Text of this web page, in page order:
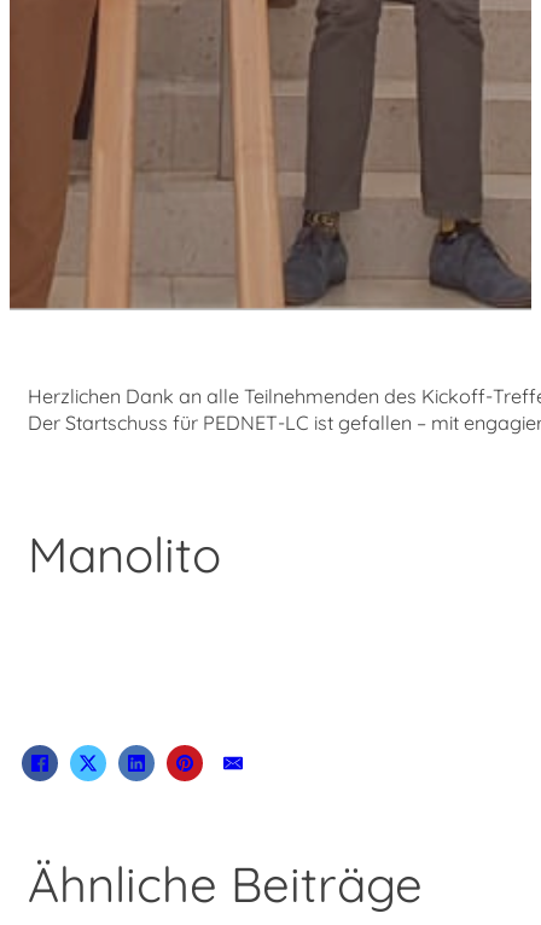
Herzlichen Dank an alle Teilnehmenden des Kickoff-
Der Startschuss für PEDNET-LC ist gefallen – mit
Manolito
Ähnliche Beiträge